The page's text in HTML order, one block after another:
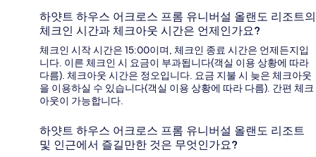
하얏트 하우스 어크로스 프롬 유니버설 올랜도 리조트의
체크인 시간과 체크아웃 시간은 언제인가요?
체크인 시작 시간은 15:00이며, 체크인 종료 시간은 언제든지입
니다. 이른 체크인 시 요금이 부과됩니다(객실 이용 상황에 따라
다름). 체크아웃 시간은 정오입니다. 요금 지불 시 늦은 체크아웃
을 이용하실 수 있습니다(객실 이용 상황에 따라 다름). 간편 체크
아웃이 가능합니다.
하얏트 하우스 어크로스 프롬 유니버설 올랜도 리조트
및 인근에서 즐길만한 것은 무엇인가요?